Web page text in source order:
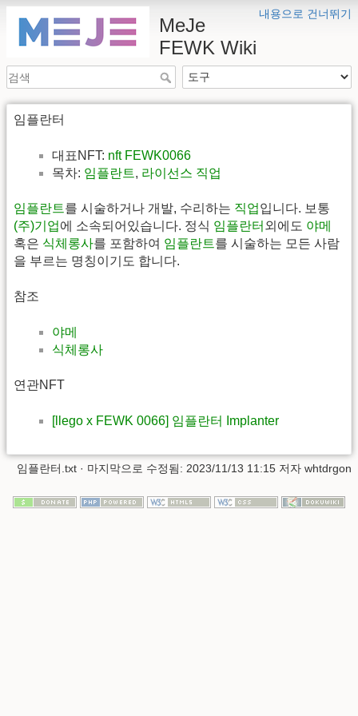
내용으로 건너뛰기
MeJe
FEWK Wiki
임플란터
대표NFT: nft FEWK0066
목차: 임플란트, 라이선스 직업
임플란트를 시술하거나 개발, 수리하는 직업입니다. 보통
(주)기업에 소속되어있습니다. 정식 임플란터 외에도 야메
혹은 식체롱사를 포함하여 임플란트를 시술하는 모든 사람
을 부르는 명칭이기도 합니다.
참조
야메
식체롱사
연관NFT
[llego x FEWK 0066] 임플란터 Implanter
임플란터.txt · 마지막으로 수정됨: 2023/11/13 11:15 저자 whtdrgon